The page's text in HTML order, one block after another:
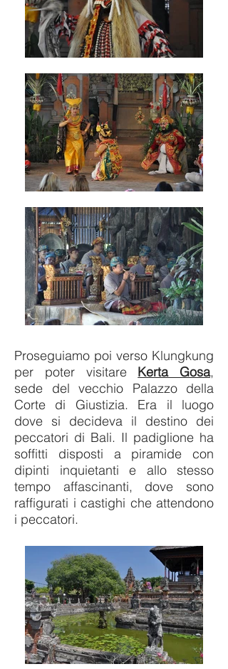
Proseguiamo poi verso Klungkung
per poter visitare Kerta Gosa,
sede del vecchio Palazzo della
Corte di Giustizia. Era il luogo
dove si decideva il destino dei
peccatori di Bali. Il padiglione ha
soffitti disposti a piramide con
dipinti inquietanti e allo stesso
tempo affascinanti, dove sono
raffigurati i castighi che attendono
i peccatori.